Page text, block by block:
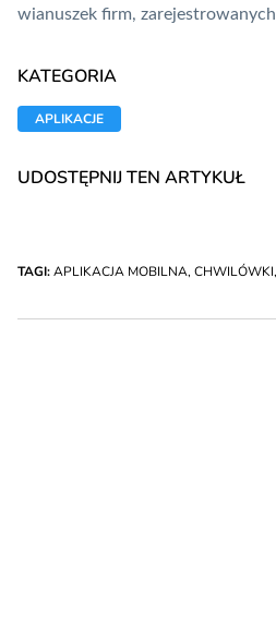
wianuszek firm,
KATEGORIA
APLIKACJE
UDOSTĘPNIJ TEN ARTYKUŁ
TAGI:APLIKACJA MOBILNA, CHWILÓWKI,